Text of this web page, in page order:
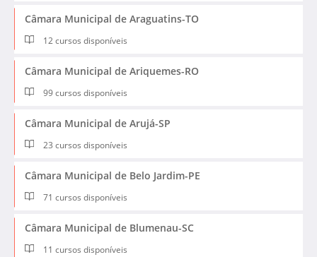
Câmara Municipal de Araguatins-TO
12 cursos disponíveis
Câmara Municipal de Ariquemes-RO
99 cursos disponíveis
Câmara Municipal de Arujá-SP
23 cursos disponíveis
Câmara Municipal de Belo Jardim-PE
71 cursos disponíveis
Câmara Municipal de Blumenau-SC
11 cursos disponíveis